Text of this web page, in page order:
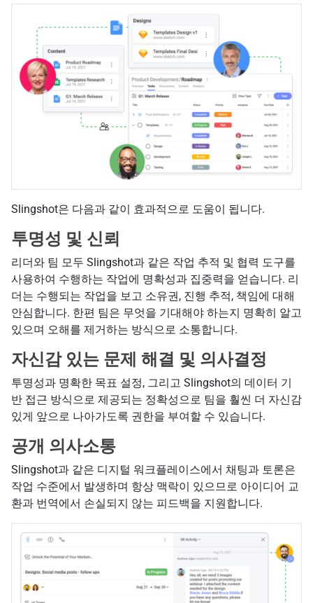
Slingshot은 다음과 같이 효과적으로 도움이 됩니다.
투명성 및 신뢰
리더와 팀 모두 Slingshot과 같은 작업 추적 및 협력 도구를
사용하여 수행하는 작업에 명확성과 집중력을 얻습니다. 리
더는 수행되는 작업을 보고 소유권, 진행 추적, 책임에 대해
안심합니다. 한편 팀은 무엇을 기대해야 하는지 명확히 알고
있으며 오해를 제거하는 방식으로 소통합니다.
자신감 있는 문제 해결 및 의사결정
투명성과 명확한 목표 설정, 그리고 Slingshot의 데이터 기
반 접근 방식으로 제공되는 정확성으로 팀을 훨씬 더 자신감
있게 앞으로 나아가도록 권한을 부여할 수 있습니다.
공개 의사소통
Slingshot과 같은 디지털 워크플레이스에서 채팅과 토론은
작업 수준에서 발생하며 항상 맥락이 있으므로 아이디어 교
환과 번역에서 손실되지 않는 피드백을 지원합니다.